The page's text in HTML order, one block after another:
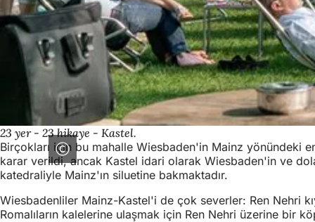
23 yer - 23 hikaye - Kastel.
Birçokları için bu mahalle Wiesbaden'in Mainz yönündeki
karar verildi, ancak Kastel idari olarak Wiesbaden'in ve
katedraliyle Mainz'ın siluetine bakmaktadır.
Wiesbadenliler Mainz-Kastel'i de çok severler: Ren Nehri
Romalıların kalelerine ulaşmak için Ren Nehri üzerine bir